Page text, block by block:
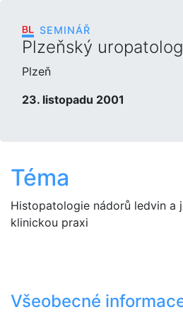
SEMINÁŘ
Plzeňský
Plzeň
23. listopadu 2001
Téma
Histopatologie nádorů ledvin a
klinickou praxi
Všeobecné